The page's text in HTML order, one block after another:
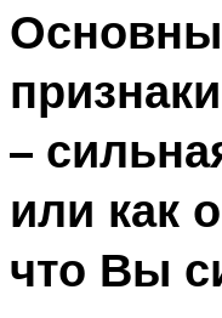
–
или как
что Вы